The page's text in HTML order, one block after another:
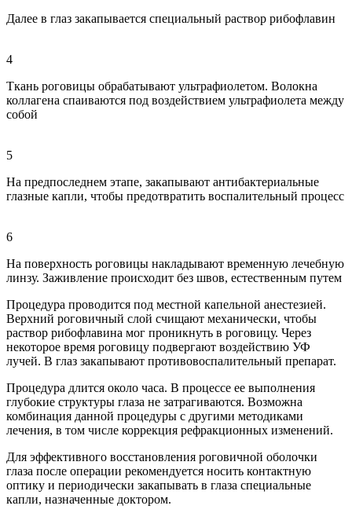
Далее в глаз закапывается специальный раствор рибофлавин
4
Ткань роговицы обрабатывают ультрафиолетом. Волокна
коллагена спаиваются под воздействием ультрафиолета между
собой
5
На предпоследнем этапе, закапывают антибактериальные
глазные капли, чтобы предотвратить воспалительный процесс
6
На поверхность роговицы накладывают временную лечебную
линзу. Заживление происходит без швов, естественным путем
Процедура проводится под местной капельной анестезией.
Верхний роговичный слой счищают механически, чтобы
раствор рибофлавина мог проникнуть в роговицу. Через
некоторое время роговицу подвергают воздействию УФ
лучей. В глаз закапывают противовоспалительный препарат.
Процедура длится около часа. В процессе ее выполнения
глубокие структуры глаза не затрагиваются. Возможна
комбинация данной процедуры с другими методиками
лечения, в том числе коррекция рефракционных изменений.
Для эффективного восстановления роговичной оболочки
глаза после операции рекомендуется носить контактную
оптику и периодически закапывать в глаза специальные
капли, назначенные доктором.